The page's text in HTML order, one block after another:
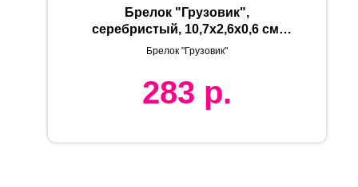
Брелок "Грузовик",
серебристый, 10,7х2,6х0,6 см,
металл, лазерная гравировка
Брелок "Грузовик"
283 р.